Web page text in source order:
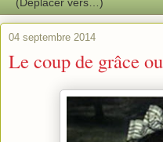
04 septembre 2014
Le coup de grâce